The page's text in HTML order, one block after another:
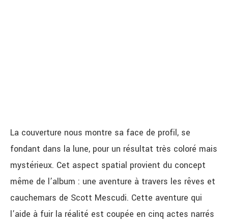
La couverture nous montre sa face de profil, se
fondant dans la lune, pour un résultat très coloré mais
mystérieux. Cet aspect spatial provient du concept
même de l’album : une aventure à travers les rêves et
cauchemars de Scott Mescudi. Cette aventure qui
l’aide à fuir la réalité est coupée en cinq actes narrés